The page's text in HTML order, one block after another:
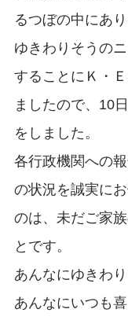
るつぼの中にあり
ゆきわりそうの
することにＫ・
ましたので、10
をしました。
各行政機関への
の状況を誠実に
のは、未だご家
とです。
あんなにゆきわ
あんなにいつも